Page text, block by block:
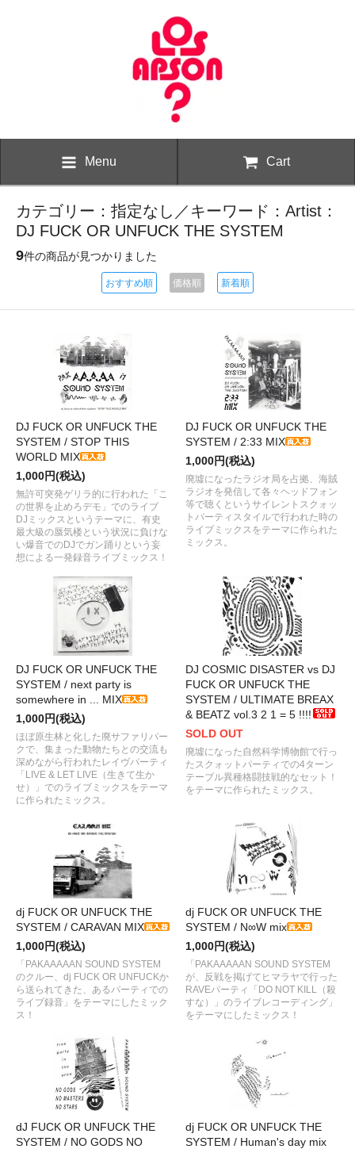
Menu Cart
カテゴリー：指定なし／キーワード：Artist：
DJ FUCK OR UNFUCK THE SYSTEM
9件の商品が見つかりました
おすすめ順 価格順 新着順
DJ FUCK OR UNFUCK THE
SYSTEM / STOP THIS
WORLD MIX
1,000円(税込)
無許可突発ゲリラ的に行われた「こ
の世界を止めろデモ」でのライブ
DJミックスというテーマに、有史
最大級の蜃気楼という状況に負けな
い爆音でのDJでガン踊りという妄
想による一発録音ライブミックス！
DJ FUCK OR UNFUCK THE
SYSTEM / 2:33 MIX
1,000円(税込)
廃墟になったラジオ局を占拠、海賊
ラジオを発信して各々ヘッドフォン
等で聴くというサイレントスクォッ
トパーティスタイルで行われた時の
ライブミックスをテーマに作られた
ミックス。
DJ FUCK OR UNFUCK THE
SYSTEM / next party is
somewhere in ... MIX
1,000円(税込)
ほぼ原生林と化した廃サファリパー
クで、集まった動物たちとの交流も
深めながら行われたレイヴパーティ
「LIVE & LET LIVE（生きて生か
せ）」でのライブミックスをテーマ
に作られたミックス。
DJ COSMIC DISASTER vs DJ
FUCK OR UNFUCK THE
SYSTEM / ULTIMATE BREAX
& BEATZ vol.3 2 1 = 5 !!!!
SOLD OUT
廃墟になった自然科学博物館で行っ
たスクォットパーティでの4ターン
テーブル異種格闘技戦的なセット！
をテーマに作られたミックス。
dj FUCK OR UNFUCK THE
SYSTEM / CARAVAN MIX
1,000円(税込)
「PAKAAAAAN SOUND SYSTEM
のクルー、dj FUCK OR UNFUCKか
ら送られてきた、あるパーティでの
ライブ録音」をテーマにしたミック
ス！
dj FUCK OR UNFUCK THE
SYSTEM / N∞W mix
1,000円(税込)
「PAKAAAAAN SOUND SYSTEM
が、反戦を掲げてヒマラヤで行った
RAVEパーティ「DO NOT KILL（殺
すな）」のライブレコーディング」
をテーマにしたミックス！
dJ FUCK OR UNFUCK THE
SYSTEM / NO GODS NO
dj FUCK OR UNFUCK THE
SYSTEM / Human's day mix